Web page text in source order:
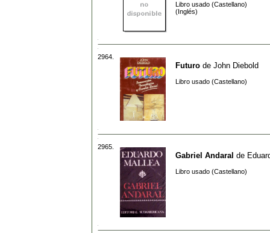
Libro usado (Castellano)
(Inglés)
2964.
Futuro de John Diebold
Libro usado (Castellano)
2965.
Gabriel Andaral de
Libro usado (Castellano)